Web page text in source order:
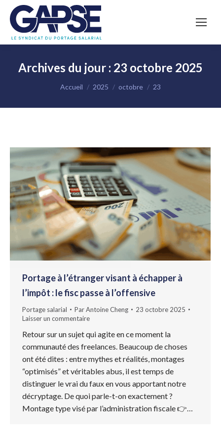
Archives du jour : 23 octobre 2025
Vous êtes ici :
Accueil 2025 octobre 23
Portage à l’étranger visant à échapper à
l’impôt : le fisc passe à l’offensive
Portage salarial ParAntoine Cheng
23 octobre 2025
Laisser un commentaire
Retour sur un sujet qui agite en ce moment la
communauté des freelances. Beaucoup de choses
ont été dites : entre mythes et réalités, montages
“optimisés” et véritables abus, il est temps de
distinguer le vrai du faux en vous apportant notre
décryptage. De quoi parle-t-on exactement ?
Montage type visé par l’administration fiscale 👉…